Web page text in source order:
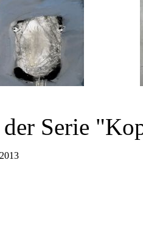
der Serie